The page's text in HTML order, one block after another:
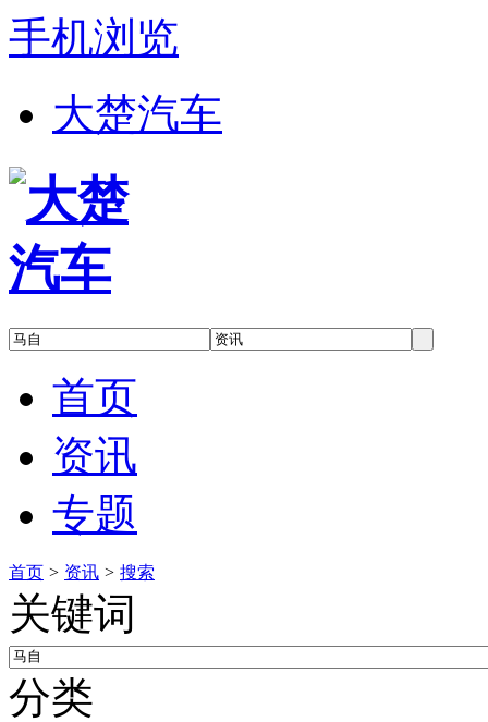
手机浏览
大楚汽车
首页
资讯
专题
首页 > 资讯 > 搜索
关键词
分类